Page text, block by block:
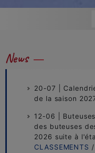
News
20-07 |
de la saison
12-06 |
des buteuses
2026 suite à
CLASSEMENTS